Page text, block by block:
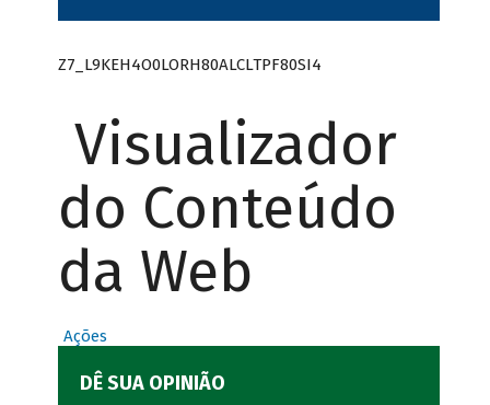
Z7_L9KEH4O0LORH80ALCLTPF80SI4
Visualizador
do Conteúdo
da Web
Ações
DÊ SUA OPINIÃO